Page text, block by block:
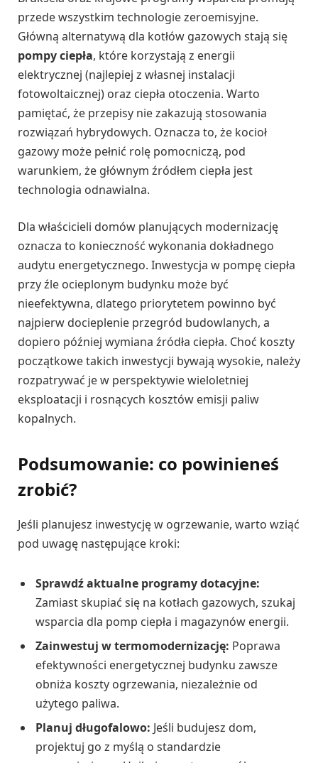
przede wszystkim technologie zeroemisyjne.
Główną alternatywą dla kotłów gazowych stają się
pompy ciepła, które korzystają z energii
elektrycznej (najlepiej z własnej instalacji
fotowoltaicznej) oraz ciepła otoczenia. Warto
pamiętać, że przepisy nie zakazują stosowania
rozwiązań hybrydowych. Oznacza to, że kocioł
gazowy może pełnić rolę pomocniczą, pod
warunkiem, że głównym źródłem ciepła jest
technologia odnawialna.
Dla właścicieli domów planujących modernizację
oznacza to konieczność wykonania dokładnego
audytu energetycznego. Inwestycja w pompę ciepła
przy źle ocieplonym budynku może być
nieefektywna, dlatego priorytetem powinno być
najpierw docieplenie przegród budowlanych, a
dopiero później wymiana źródła ciepła. Choć koszty
początkowe takich inwestycji bywają wysokie, należy
rozpatrywać je w perspektywie wieloletniej
eksploatacji i rosnących kosztów emisji paliw
kopalnych.
Podsumowanie: co powinieneś
zrobić?
Jeśli planujesz inwestycję w ogrzewanie, warto wziąć
pod uwagę następujące kroki:
Sprawdź aktualne programy dotacyjne:
Zamiast skupiać się na kotłach gazowych, szukaj
wsparcia dla pomp ciepła i magazynów energii.
Zainwestuj w termomodernizację: Poprawa
efektywności energetycznej budynku zawsze
obniża koszty ogrzewania, niezależnie od
użytego paliwa.
Planuj długofalowo: Jeśli budujesz dom,
projektuj go z myślą o standardzie